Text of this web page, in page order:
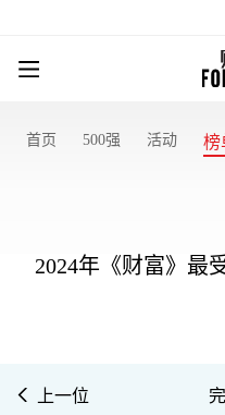
首页 500强 活动 榜
2024年《财富》最
上一位